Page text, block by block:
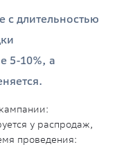
с длительностью
5-10%, а
у распродаж,
проведения: